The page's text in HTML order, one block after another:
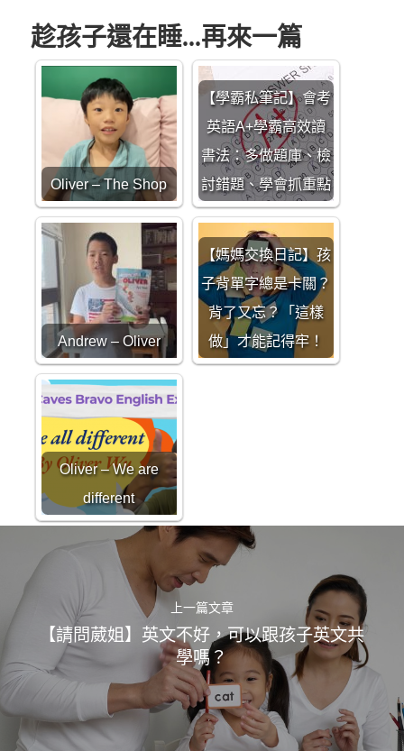
趁孩子還在睡...再來一篇
Oliver – The Shop
【學霸私筆記】會考
英語A+學霸高效讀
書法：多做題庫、檢
討錯題、學會抓重點
Andrew – Oliver
【媽媽交換日記】孩
子背單字總是卡關？
背了又忘？「這樣
做」才能記得牢！
Oliver – We are
different
上一篇文章
【請問葳姐】英文不好，可以跟孩子英文共
學嗎？